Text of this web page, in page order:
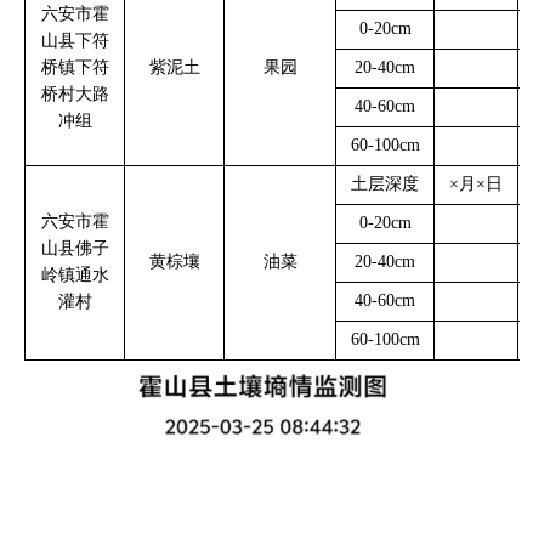
六安市霍
山县下符
桥镇下符
桥村大路
冲组
紫泥土 果园
0-20cm
20-40cm
40-60cm
60-100cm
六安市霍
山县佛子
岭镇通水
灌村
黄棕壤 油菜
土层深度 × 月 × 日
0-20cm
20-40cm
40-60cm
60-100cm